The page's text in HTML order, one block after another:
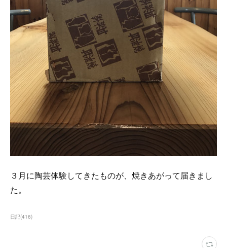
３月に陶芸体験してきたものが、焼きあがって届きまし
た。
日記(416)